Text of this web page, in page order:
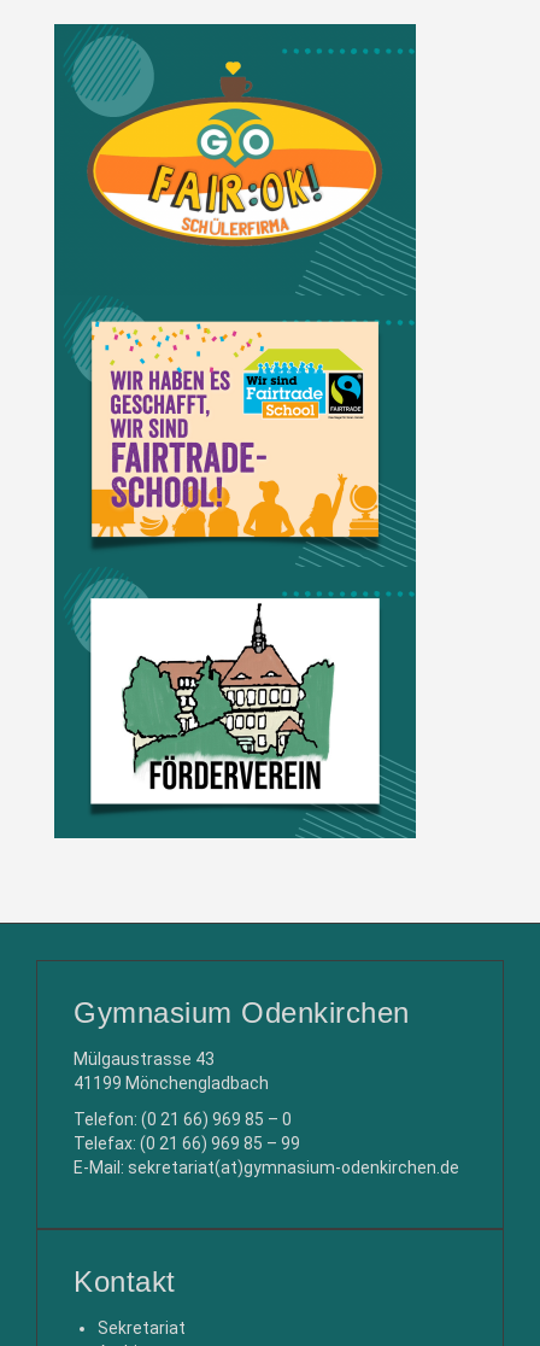
Gymnasium Odenkirchen
Mülgaustrasse 43
41199 Mönchengladbach
Telefon: (0 21 66) 969 85 – 0
Telefax: (0 21 66) 969 85 – 99
E-Mail: sekretariat(at)gymnasium-odenkirchen.de
Kontakt
Sekretariat